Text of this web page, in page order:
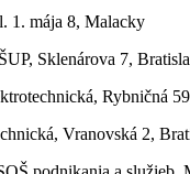
1. mája 8, Malacky
Sklenárova 7,
Rybničná
Vranovská 2,